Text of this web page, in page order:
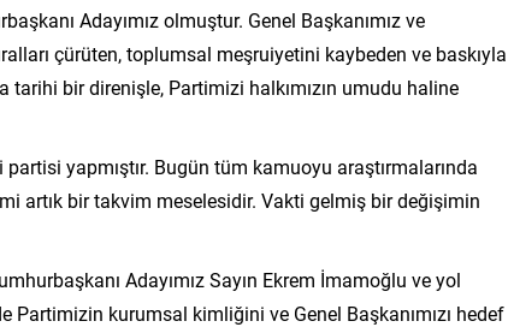
Adayımız olmuştur. Genel Başkanımız ve
çürüten, toplumsal meşruiyetini kaybeden ve baskıyla
tarihi bir direnişle, Partimizi halkımızın umudu haline
yapmıştır. Bugün tüm kamuoyu araştırmalarında
artık bir takvim meselesidir. Vakti gelmiş bir değişimin
Adayımız Sayın Ekrem İmamoğlu ve yol
Partimizin kurumsal kimliğini ve Genel Başkanımızı hedef